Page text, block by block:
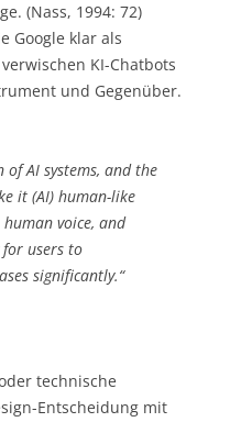
(Nass, 1994: 72)
Google klar als
KI-Chatbots
und Gegenüber.
AI systems, and the
it (AI) human-like
voice, and
users to
significantly.“
technische
Entscheidung mit